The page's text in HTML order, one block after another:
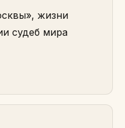
жизни
судеб мира